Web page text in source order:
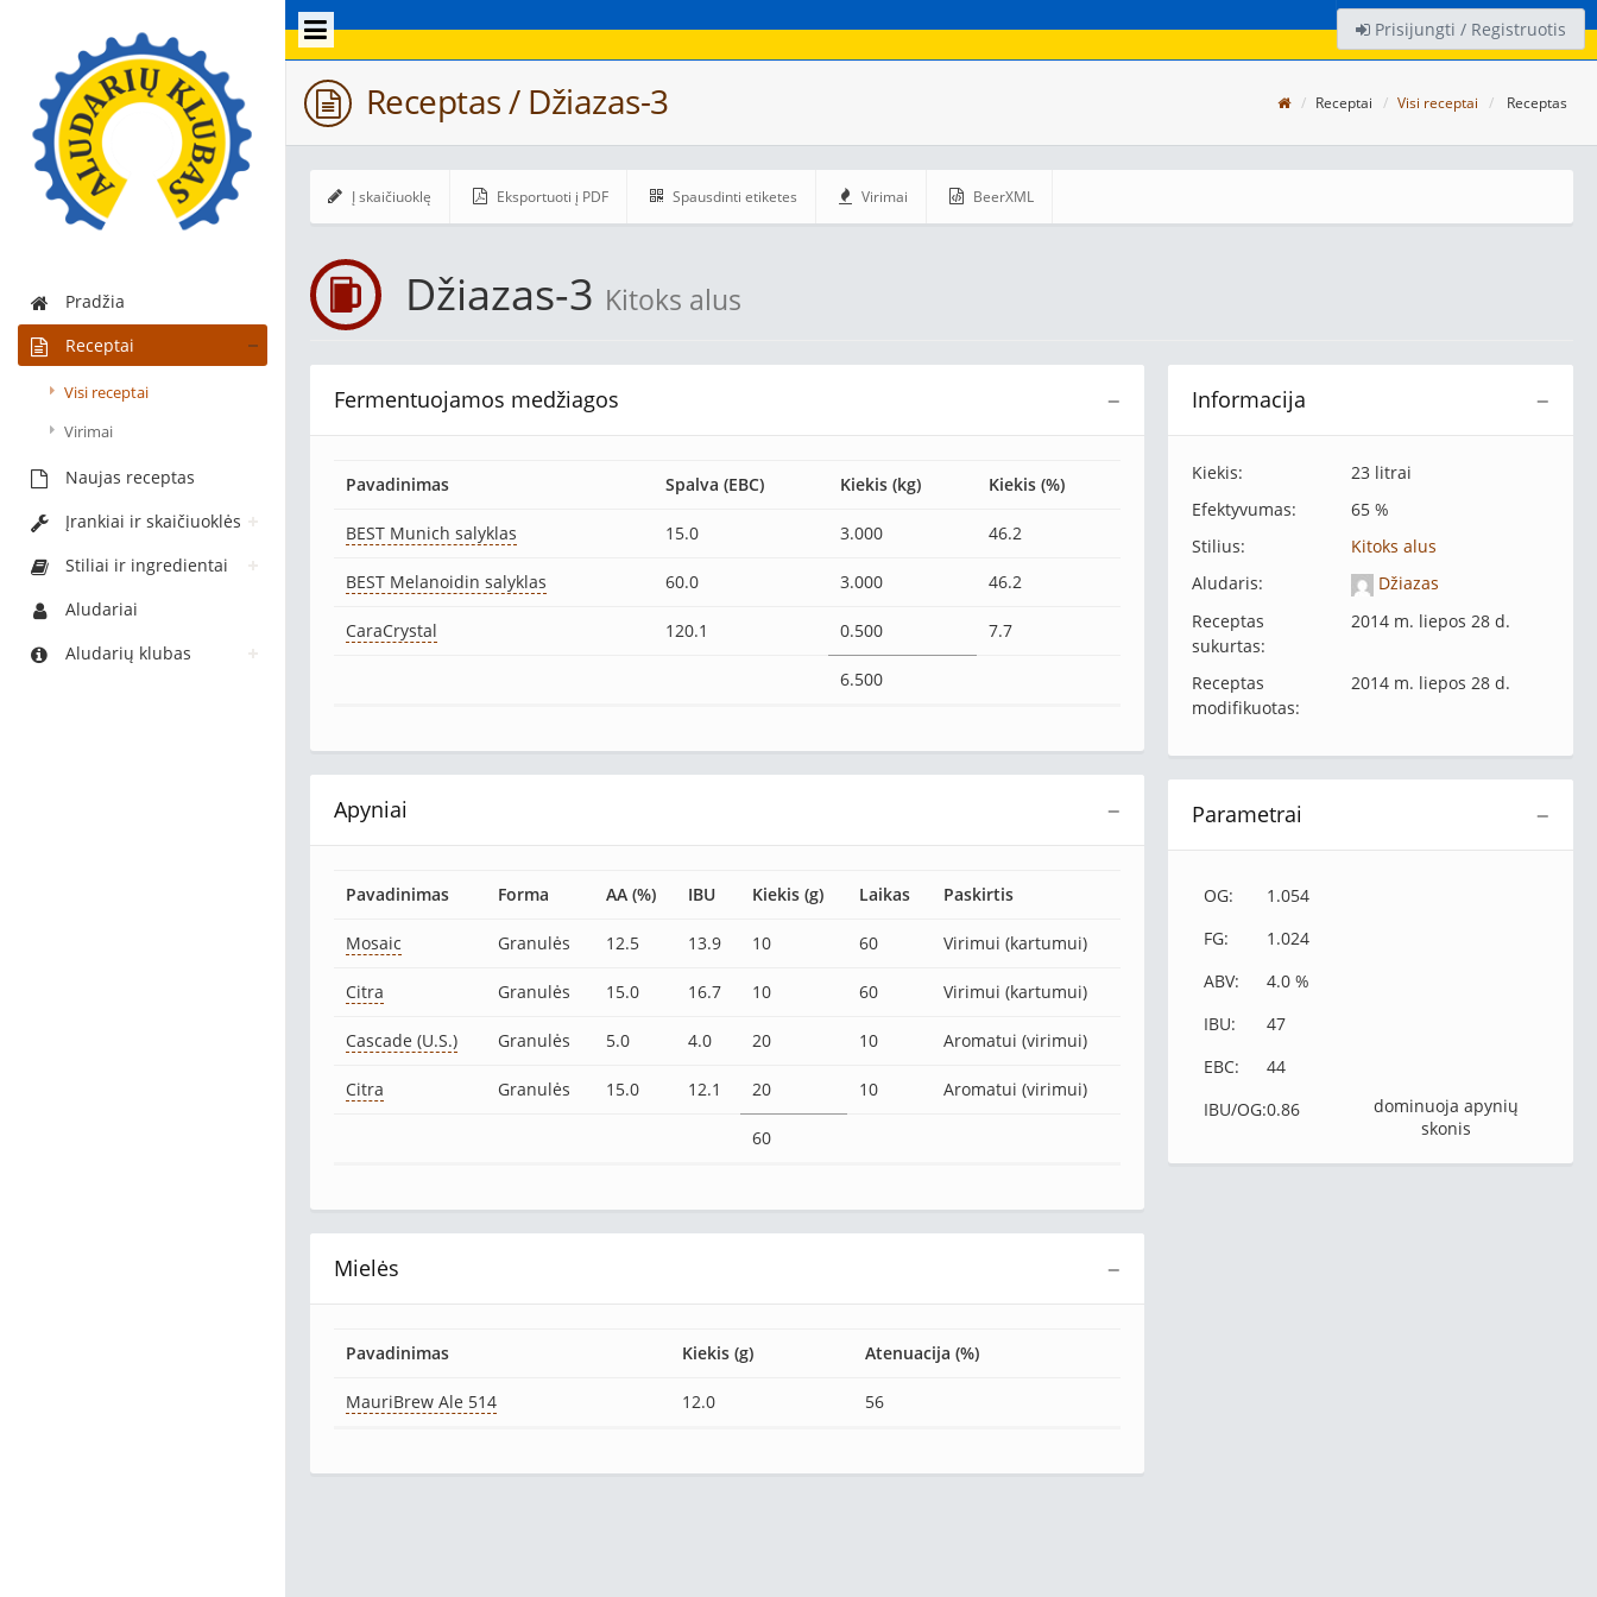
Pradžia
Receptai
Visi receptai
Virimai
Naujas receptas
Įrankiai ir skaičiuoklės
Stiliai ir ingredientai
Aludariai
Aludarių klubas
Prisijungti / Registruotis
Receptas / Džiazas-3 Receptai Visi receptai Receptas
Į skaičiuoklę Eksportuoti į PDF Spausdinti etiketes Virimai BeerXML
Džiazas-3 Kitoks alus
−
Informacija
Kiekis:
23 litrai
Efektyvumas:
65 %
Stilius:
Kitoks alus
Aludaris:
Džiazas
Receptas
sukurtas:
2014 m. liepos 28 d.
Receptas
modifikuotas:
2014 m. liepos 28 d.
−
Parametrai
OG:
1.054
FG:
1.024
ABV:
4.0 %
IBU:
47
EBC:
44
IBU/OG:0.86
dominuoja apynių
skonis
−
Fermentuojamos medžiagos
Pavadinimas Spalva (EBC) Kiekis (kg) Kiekis (%)
BEST Munich salyklas 15.0 3.000 46.2
BEST Melanoidin salyklas 60.0 3.000 46.2
CaraCrystal 120.1 0.500 7.7
6.500
−
Apyniai
Pavadinimas Forma AA (%) IBU Kiekis (g) Laikas Paskirtis
Mosaic Granulės 12.5 13.9 10 60 Virimui (kartumui)
Citra Granulės 15.0 16.7 10 60 Virimui (kartumui)
Cascade (U.S.) Granulės 5.0 4.0 20 10 Aromatui (virimui)
Citra Granulės 15.0 12.1 20 10 Aromatui (virimui)
60
−
Mielės
Pavadinimas Kiekis (g) Atenuacija (%)
MauriBrew Ale 514 12.0 56